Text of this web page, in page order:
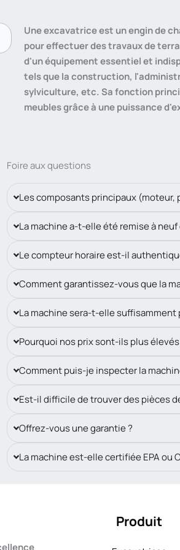
Une excavatrice est un engin de
pour effectuer des travaux de
d'un équipement essentiel et
tels que la construction,
sylviculture, etc. Sa fonction
meubles grâce à une puissance
Foire aux questions
Les composants principaux
La machine a-t-elle été remise à
Le compteur horaire est-il
Comment garantissez-vous que la
La machine sera-t-elle
Pourquoi nos prix sont-ils plus
Comment puis-je inspecter la
Est-il difficile de trouver des pièces
Offrez-vous une garantie ?
La machine est-elle certifiée EPA ou
Produit